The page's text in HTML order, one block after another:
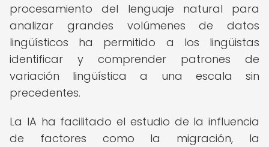
procesamiento del lenguaje natural para
analizar grandes volúmenes de datos
lingüísticos ha permitido a los lingüistas
identificar y comprender patrones de
variación lingüística a una escala sin
precedentes.
La IA ha facilitado el estudio de la influencia
de factores como la migración, la